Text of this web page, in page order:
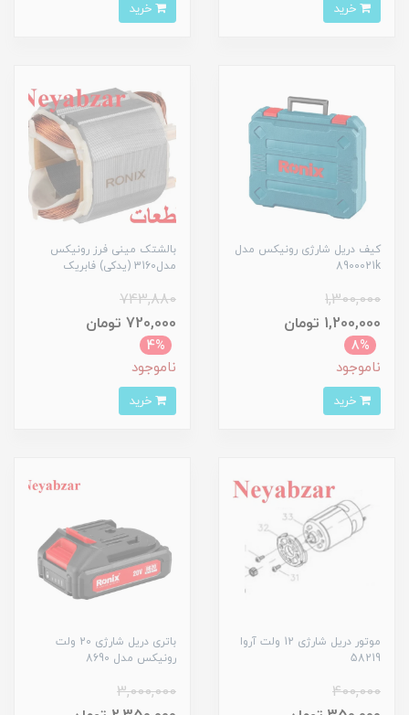
کیف دریل شارژی رونیکس مدل
8900021k
1,300,000
1,200,000 تومان
8%
ناموجود
بالشتک مینی فرز رونیکس
مدل3160 (یدکی) فابریک
743,880
720,000 تومان
4%
ناموجود
موتور دریل شارژی 12 ولت آروا
58219
400,000
باتری دریل شارژی 20 ولت
رونیکس مدل 8690
3,000,000